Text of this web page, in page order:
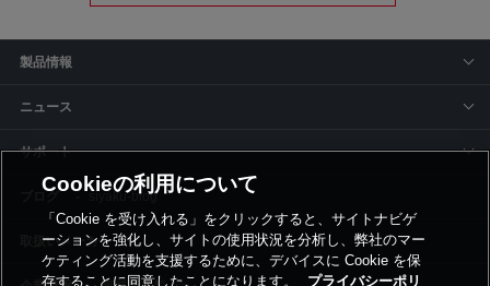
製品情報
ニュース
サポート
siyaku-blog
取扱いメーカー
Cookieの利用について
「Cookie を受け入れる」をクリックすると、サイトナビゲ
ーションを強化し、サイトの使用状況を分析し、弊社のマー
ケティング活動を支援するために、デバイスに Cookie を保
存することに同意したことになります。
プライバシーポリ